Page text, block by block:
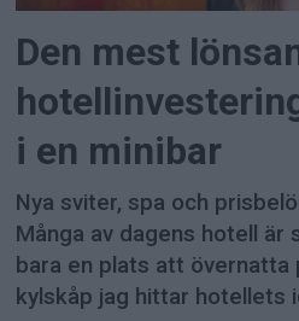
Den mest
i en minibar
Nya sviter, spa och
Många av dagens hotell är
bara en plats att övernatta
kylskåp jag hittar hotellets